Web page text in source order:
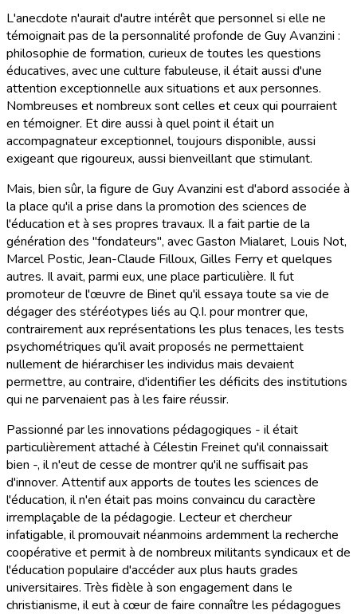
L'anecdote n'aurait d'autre intérêt que personnel si elle ne
témoignait pas de la personnalité profonde de Guy Avanzini :
philosophie de formation, curieux de toutes les questions
éducatives, avec une culture fabuleuse, il était aussi d'une
attention exceptionnelle aux situations et aux personnes.
Nombreuses et nombreux sont celles et ceux qui pourraient
en témoigner. Et dire aussi à quel point il était un
accompagnateur exceptionnel, toujours disponible, aussi
exigeant que rigoureux, aussi bienveillant que stimulant.
Mais, bien sûr, la figure de Guy Avanzini est d'abord associée à
la place qu'il a prise dans la promotion des sciences de
l'éducation et à ses propres travaux. Il a fait partie de la
génération des "fondateurs", avec Gaston Mialaret, Louis Not,
Marcel Postic, Jean-Claude Filloux, Gilles Ferry et quelques
autres. Il avait, parmi eux, une place particulière. Il fut
promoteur de l'œuvre de Binet qu'il essaya toute sa vie de
dégager des stéréotypes liés au Q.I. pour montrer que,
contrairement aux représentations les plus tenaces, les tests
psychométriques qu'il avait proposés ne permettaient
nullement de hiérarchiser les individus mais devaient
permettre, au contraire, d'identifier les déficits des institutions
qui ne parvenaient pas à les faire réussir.
Passionné par les innovations pédagogiques - il était
particulièrement attaché à Célestin Freinet qu'il connaissait
bien -, il n'eut de cesse de montrer qu'il ne suffisait pas
d'innover. Attentif aux apports de toutes les sciences de
l'éducation, il n'en était pas moins convaincu du caractère
irremplaçable de la pédagogie. Lecteur et chercheur
infatigable, il promouvait néanmoins ardemment la recherche
coopérative et permit à de nombreux militants syndicaux et de
l'éducation populaire d'accéder aux plus hauts grades
universitaires. Très fidèle à son engagement dans le
christianisme, il eut à cœur de faire connaître les pédagogues